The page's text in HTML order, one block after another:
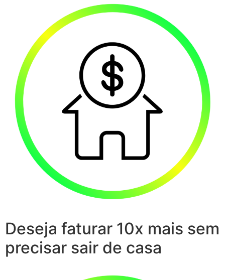
Deseja faturar 10x mais sem
precisar sair de casa